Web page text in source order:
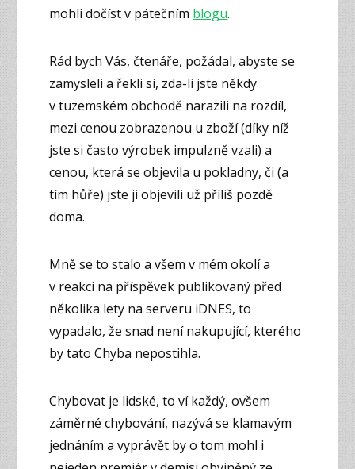
mohli dočíst v pátečním blogu.
Rád bych Vás, čtenáře, požádal, abyste se
zamysleli a řekli si, zda-li jste někdy
v tuzemském obchodě narazili na rozdíl,
mezi cenou zobrazenou u zboží (díky níž
jste si často výrobek impulzně vzali) a
cenou, která se objevila u pokladny, či (a
tím hůře) jste ji objevili už příliš pozdě
doma.
Mně se to stalo a všem v mém okolí a
v reakci na příspěvek publikovaný před
několika lety na serveru iDNES, to
vypadalo, že snad není nakupující, kterého
by tato Chyba nepostihla.
Chybovat je lidské, to ví každý, ovšem
záměrné chybování, nazývá se klamavým
jednáním a vyprávět by o tom mohl i